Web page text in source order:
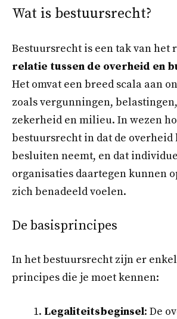
Wat is bestuursrecht?
Bestuursrecht is een tak van het
relatie tussen de overheid en
Het omvat een breed scala aan
zoals vergunningen,
zekerheid en milieu. In wezen
bestuursrecht in dat de overheid
besluiten neemt, en dat
organisaties daartegen kunnen
zich benadeeld voelen.
De basisprincipes
In het bestuursrecht zijn er
principes die je moet kennen:
Legaliteitsbeginsel: De